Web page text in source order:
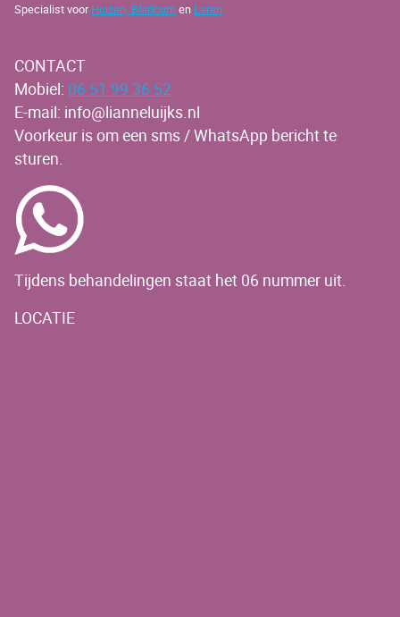
Specialist voor Huizen, Blaricumen Laren
CONTACT
Mobiel: 06 51 99 36 52
E-mail: info@lianneluijks.nl
Voorkeur is om een sms / WhatsApp bericht te
sturen.
Tijdens behandelingen staat het 06 nummer uit.
LOCATIE